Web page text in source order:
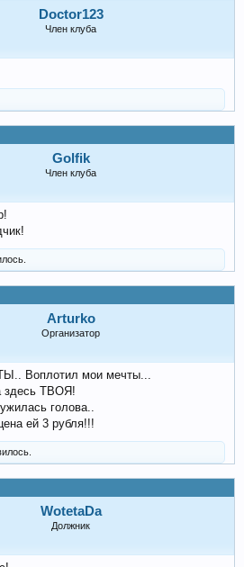
Doctor123
Член клуба
Golfik
Член клуба
Arturko
Организатор
Воплотил мои мечты...
здесь ТВОЯ!
голова..
ей 3 рубля!!!
WotetaDa
Должник